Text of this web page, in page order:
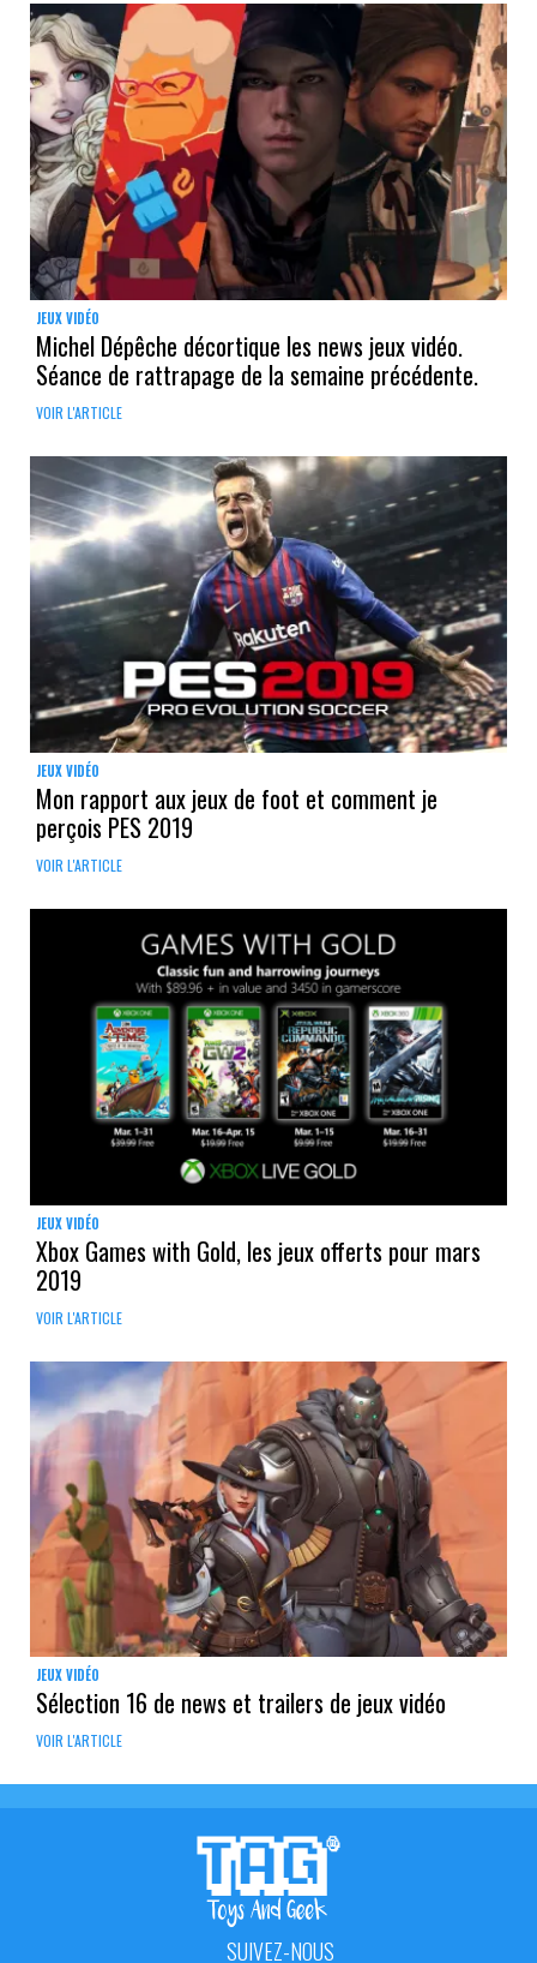
JEUX VIDÉO
Michel Dépêche décortique les news jeux vidéo.
Séance de rattrapage de la semaine précédente.
VOIR L'ARTICLE
JEUX VIDÉO
Mon rapport aux jeux de foot et comment je
perçois PES 2019
VOIR L'ARTICLE
JEUX VIDÉO
Xbox Games with Gold, les jeux offerts pour mars
2019
VOIR L'ARTICLE
JEUX VIDÉO
Sélection 16 de news et trailers de jeux vidéo
VOIR L'ARTICLE
SUIVEZ-NOUS